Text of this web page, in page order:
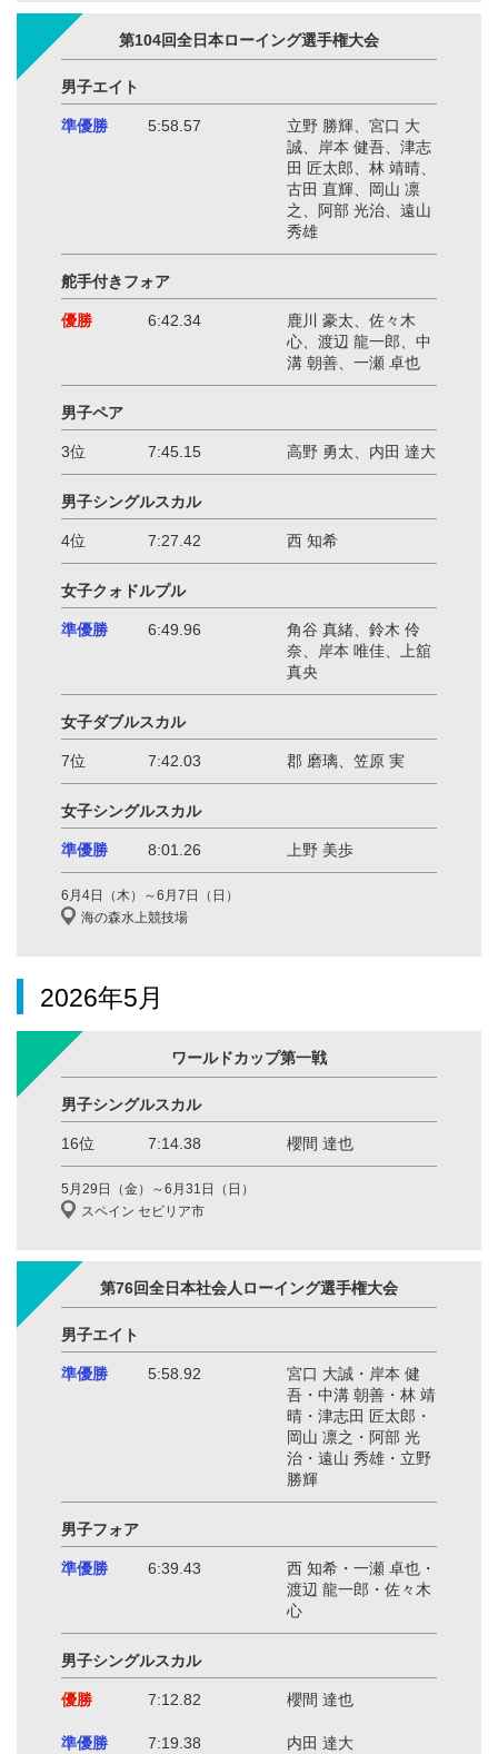
第104回全日本ローイング選手権大会
男子エイト
準優勝 5:58.57
立野 勝輝、宮口 大
誠、岸本 健吾、津志
田 匠太郎、林 靖晴、
古田 直輝、岡山 凛
之、阿部 光治、遠山
秀雄
舵手付きフォア
優勝 6:42.34
鹿川 豪太、佐々木
心、渡辺 龍一郎、中
溝 朝善、一瀬 卓也
男子ペア
3位 7:45.15 高野 勇太、内田 達大
男子シングルスカル
4位 7:27.42 西 知希
女子クォドルプル
準優勝 6:49.96
角谷 真緒、鈴木 伶
奈、岸本 唯佳、上舘
真央
女子ダブルスカル
7位 7:42.03 郡 磨璃、笠原 実
女子シングルスカル
準優勝 8:01.26 上野 美歩
6月4日（木）～6月7日（日）
海の森水上競技場
2026年5月
ワールドカップ第一戦
男子シングルスカル
16位 7:14.38 櫻間 達也
5月29日（金）～6月31日（日）
スペイン セビリア市
第76回全日本社会人ローイング選手権大会
男子エイト
準優勝 5:58.92
宮口 大誠・岸本 健
吾・中溝 朝善・林 靖
晴・津志田 匠太郎・
岡山 凛之・阿部 光
治・遠山 秀雄・立野
勝輝
男子フォア
準優勝 6:39.43
西 知希・一瀬 卓也・
渡辺 龍一郎・佐々木
心
男子シングルスカル
優勝 7:12.82 櫻間 達也
準優勝 7:19.38 内田 達大